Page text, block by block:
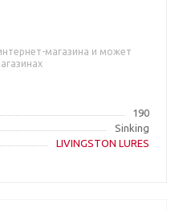
магазина и может
190
Sinking
LIVINGSTON LURES